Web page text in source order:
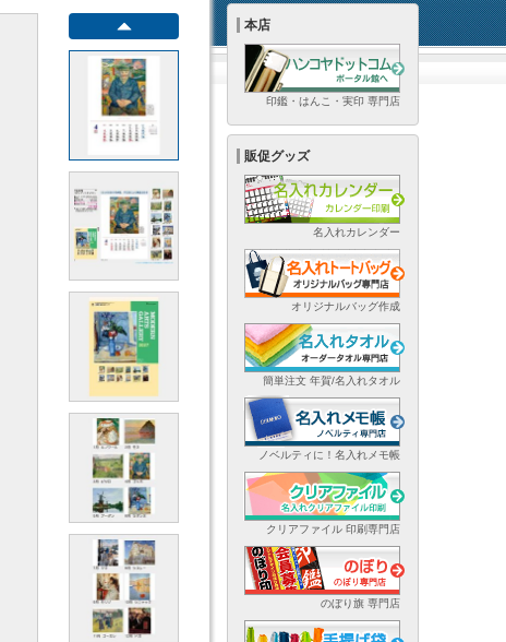
本店
印鑑・はんこ・実印 専門店
販促グッズ
名入れカレンダー
オリジナルバッグ作成
簡単注文 年賀/名入れタオル
ノベルティに！名入れメモ帳
クリアファイル 印刷専門店
のぼり旗 専門店